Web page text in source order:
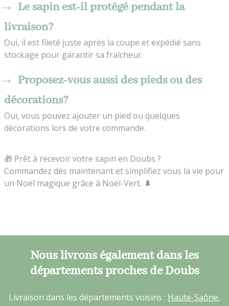
Le sapin est-il protégé pendant la
livraison?
Oui, il est fileté juste après la coupe et expédié sans
stockage pour garantir sa fraîcheur.
Proposez-vous aussi des pieds ou des
décorations?
Oui, vous pouvez ajouter un pied ou quelques
décorations lors de votre commande.
🎁 Prêt à recevoir votre sapin en Doubs ?
Commandez dès maintenant et simplifiez vous la vie pour
un Noël magique grâce à Noël-Vert. 🌲
Nous livrons également dans les
départements proches de Doubs
Livraison dans les départements voisins : Haute-Saône,